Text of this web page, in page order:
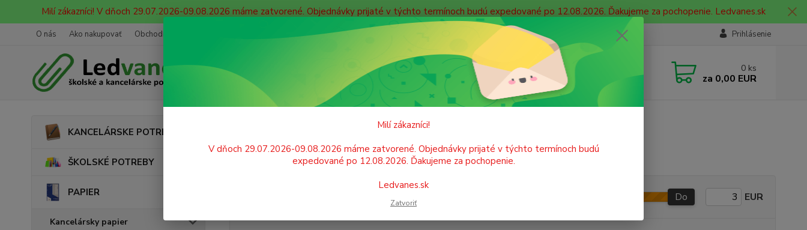
Milí zákazníci! V dňoch 29.07.2026-09.08.2026 máme zatvorené. Objednávky prijaté v týchto termínoch budú expedované po 12.08.2026. Ďakujeme za pochopenie. Ledvanes.sk
O nás Ako nakupovať Obchodné podmienky Ochrana osobných údajov Doprava Prihlásenie
Hľadať
Neviete si rady? Zavolajte.
+421 908 755 958
Po. - Pia. od 9:00 hod. - 16:00 hod.
0 ks
za 0,00 EUR
KANCELÁRSKE POTREBY
ŠKOLSKÉ POTREBY
PAPIER
Kancelársky papier
Faxový papier
Do EUR
Milí zákazníci!
V dňoch 29.07.2026-09.08.2026 máme zatvorené. Objednávky prijaté v týchto termínoch budú
expedované po 12.08.2026. Ďakujeme za pochopenie.
Ledvanes.sk
Zatvoriť